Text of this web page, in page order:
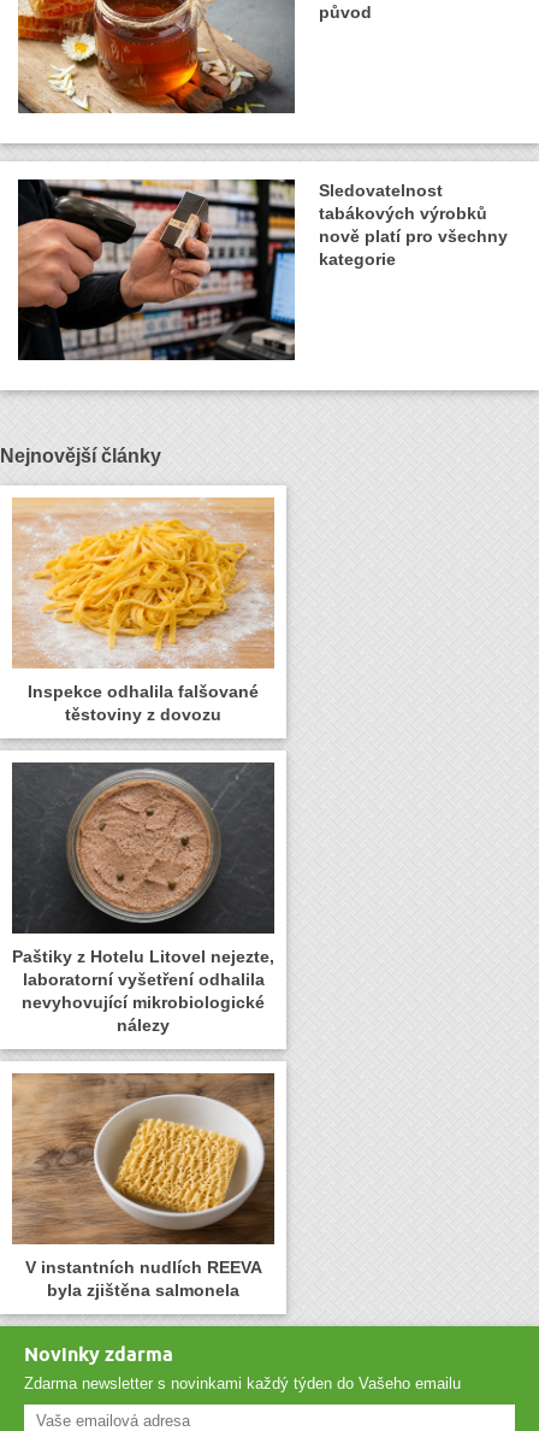
původ
Sledovatelnost
tabákových výrobků
nově platí pro všechny
kategorie
Nejnovější články
Inspekce odhalila falšované
těstoviny z dovozu
Paštiky z Hotelu Litovel nejezte,
laboratorní vyšetření odhalila
nevyhovující mikrobiologické
nálezy
V instantních nudlích REEVA
byla zjištěna salmonela
Novinky zdarma
Zdarma newsletter s novinkami každý týden do Vašeho emailu